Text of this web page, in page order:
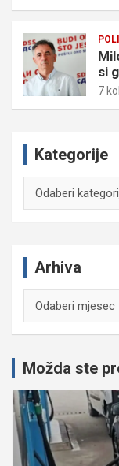
si
7
Kategorije
Arhiva
Možda ste